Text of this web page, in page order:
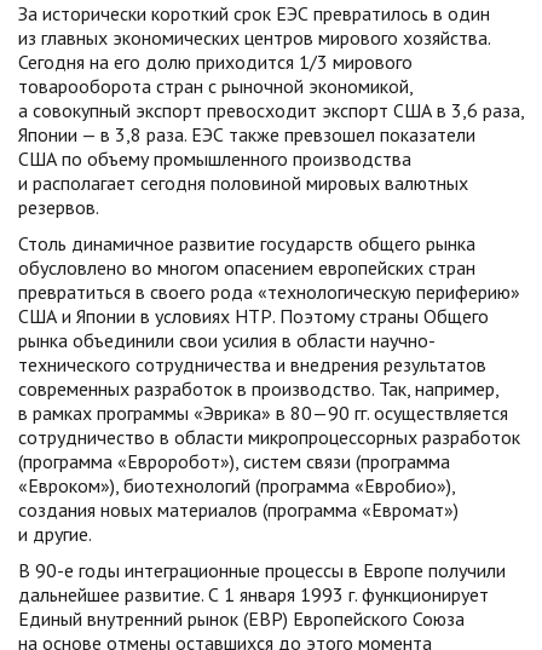
За исторически короткий срок ЕЭС превратилось в один
из главных экономических центров мирового хозяйства.
Сегодня на его долю приходится 1/3 мирового
товарооборота стран с рыночной экономикой,
а совокупный экспорт превосходит экспорт США в 3,6 раза,
Японии — в 3,8 раза. ЕЭС также превзошел показатели
США по объему промышленного производства
и располагает сегодня половиной мировых валютных
резервов.
Столь динамичное развитие государств общего рынка
обусловлено во многом опасением европейских стран
превратиться в своего рода «технологическую периферию»
США и Японии в условиях НТР. Поэтому страны Общего
рынка объединили свои усилия в области научно-
технического сотрудничества и внедрения результатов
современных разработок в производство. Так, например,
в рамках программы «Эврика» в 80—90 гг. осуществляется
сотрудничество в области микропроцессорных разработок
(программа «Евроробот»), систем связи (программа
«Евроком»), биотехнологий (программа «Евробио»),
создания новых материалов (программа «Евромат»)
и другие.
В 90-е годы интеграционные процессы в Европе получили
дальнейшее развитие. С 1 января 1993 г. функционирует
Единый внутренний рынок (ЕВР) Европейского Союза
на основе отмены оставшихся до этого момента